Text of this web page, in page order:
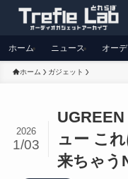
ホーム ニュース オー
ホーム ガジェット
ュー こ
来ちゃう
2026
1/03